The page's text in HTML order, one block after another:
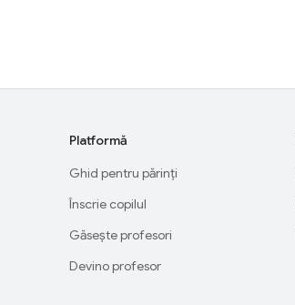
Platformă
Ghid pentru părinți
Înscrie copilul
Găsește profesori
Devino profesor